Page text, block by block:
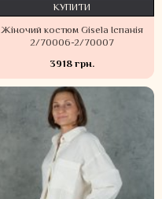
Жіночий костюм Gisela Іспанія
2/70006-2/70007
3918 грн.
КУПИТИ